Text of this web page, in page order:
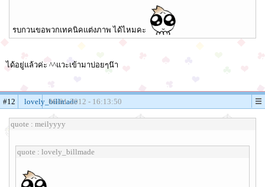
รบกวนขอพวกเทคนิคแต่งภาพ ได้ไหมคะ
ได้อยู่แล้วค่ะ ^^แวะเข้ามาบ่อยๆน๊า
#12 lovely_billmade
06-01-2012 - 16:13:50
quote : meilyyyy
quote : lovely_billmade